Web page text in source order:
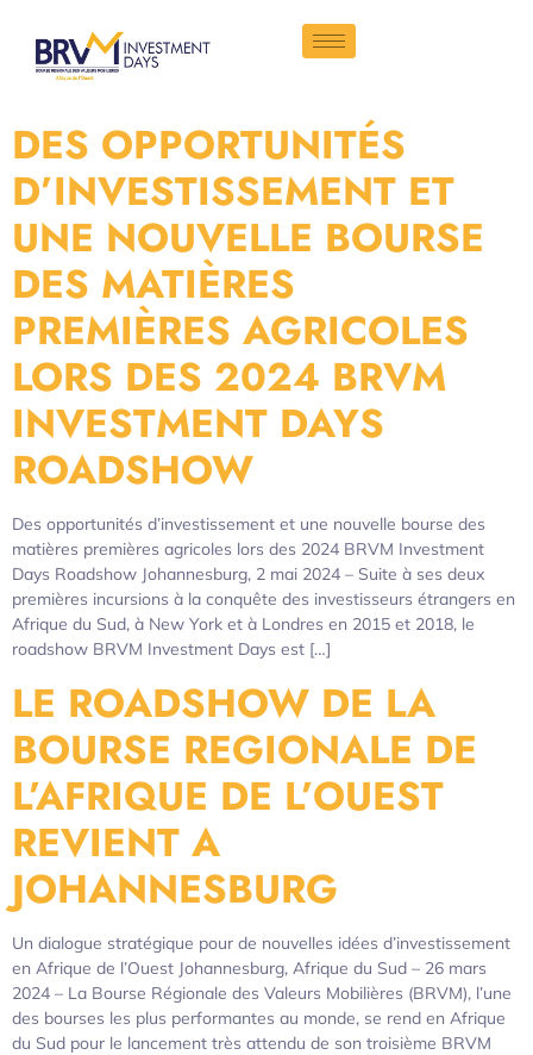
DES OPPORTUNITÉS
D’INVESTISSEMENT ET
UNE NOUVELLE BOURSE
DES MATIÈRES
PREMIÈRES AGRICOLES
LORS DES 2024 BRVM
INVESTMENT DAYS
ROADSHOW
Des opportunités d’investissement et une nouvelle bourse des
matières premières agricoles lors des 2024 BRVM Investment
Days Roadshow Johannesburg, 2 mai 2024 – Suite à ses deux
premières incursions à la conquête des investisseurs étrangers en
Afrique du Sud, à New York et à Londres en 2015 et 2018, le
roadshow BRVM Investment Days est […]
LE ROADSHOW DE LA
BOURSE REGIONALE DE
L’AFRIQUE DE L’OUEST
REVIENT A
JOHANNESBURG
Un dialogue stratégique pour de nouvelles idées d’investissement
en Afrique de l’Ouest Johannesburg, Afrique du Sud – 26 mars
2024 – La Bourse Régionale des Valeurs Mobilières (BRVM), l’une
des bourses les plus performantes au monde, se rend en Afrique
du Sud pour le lancement très attendu de son troisième BRVM